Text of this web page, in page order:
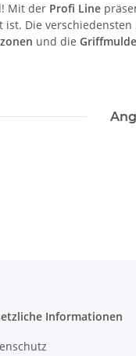
Mit der Profi Line
ist. Die
und die Griffmulde
Informationen